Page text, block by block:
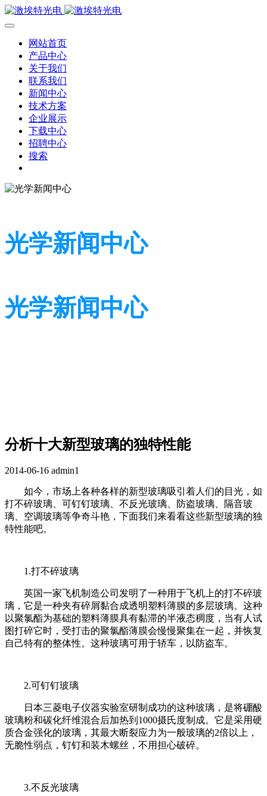
网站首页
产品中心
关于我们
联系我们
新闻中心
技术方案
企业展示
下载中心
招聘中心
搜索
光学新闻中心
光学新闻中心
分析十大新型玻璃的独特性能
2014-06-16 admin1
如今，市场上各种各样的新型玻璃吸引着人们的目光，如
打不碎玻璃、可钉钉玻璃、不反光玻璃、防盗玻璃、隔音玻
璃、空调玻璃等争奇斗艳，下面我们来看看这些新型玻璃的独
特性能吧。
1.打不碎玻璃
英国一家飞机制造公司发明了一种用于飞机上的打不碎玻
璃，它是一种夹有碎屑黏合成透明塑料薄膜的多层玻璃。这种
以聚氯酯为基础的塑料薄膜具有黏滞的半液态稠度，当有人试
图打碎它时，受打击的聚氯酯薄膜会慢慢聚集在一起，并恢复
自己特有的整体性。这种玻璃可用于轿车，以防盗车。
2.可钉钉玻璃
日本三菱电子仪器实验室研制成功的这种玻璃，是将硼酸
玻璃粉和碳化纤维混合后加热到1000摄氏度制成。它是采用硬
质合金强化的玻璃，其最大断裂应力为一般玻璃的2倍以上，
无脆性弱点，钉钉和装木螺丝，不用担心破碎。
3.不反光玻璃